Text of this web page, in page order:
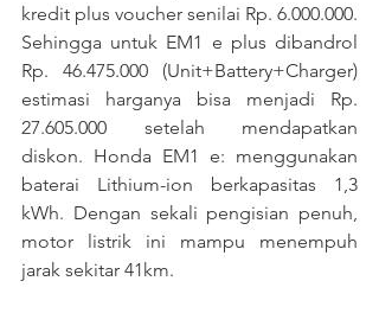
kredit plus voucher senilai Rp. 6.000.000.
Sehingga untuk EM1 e plus dibandrol
Rp. 46.475.000 (Unit+Battery+Charger)
estimasi harganya bisa menjadi Rp.
27.605.000 setelah mendapatkan
diskon. Honda EM1 e: menggunakan
baterai Lithium-ion berkapasitas 1,3
kWh. Dengan sekali pengisian penuh,
motor listrik ini mampu menempuh
jarak sekitar 41km.